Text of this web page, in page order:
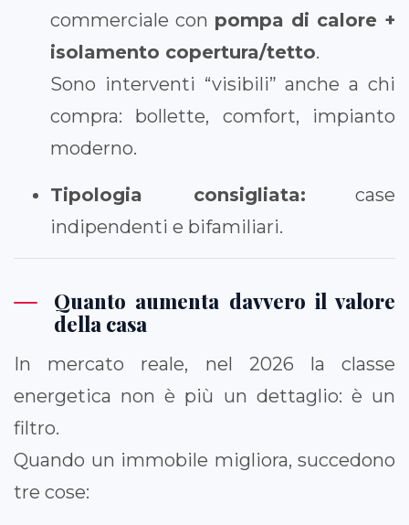
commerciale con pompa di calore +
isolamento copertura/tetto.
Sono interventi “visibili” anche a chi
compra: bollette, comfort, impianto
moderno.
Tipologia consigliata: case
indipendenti e bifamiliari.
Quanto aumenta davvero il valore
della casa
In mercato reale, nel 2026 la classe
energetica non è più un dettaglio: è un
filtro.
Quando un immobile migliora, succedono
tre cose: